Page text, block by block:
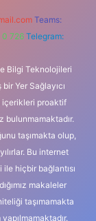
Teams:
0 726 Telegram:
Bilgi Teknolojileri
Yer Sağlayıcı
içerikleri proaktif
bulunmamaktadır.
taşımakta olup,
Bu internet
hiçbir bağlantısı
makaleler
taşımamakta